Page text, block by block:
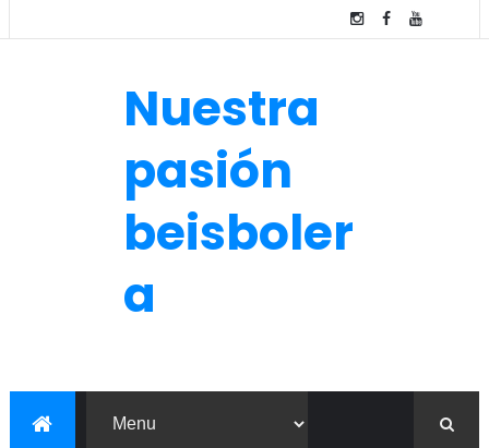
Nuestra
pasión
beisboler
a